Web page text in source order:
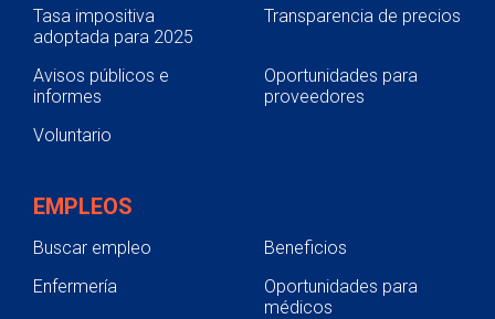
Tasa impositiva
adoptada para 2025
Transparencia de precios
Avisos públicos e
informes
Oportunidades para
proveedores
Voluntario
EMPLEOS
Buscar empleo
Beneficios
Enfermería
Oportunidades para
médicos